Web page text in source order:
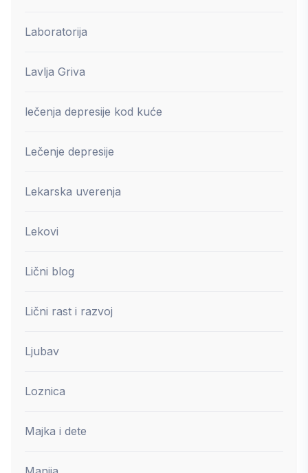
Laboratorija
Lavlja Griva
lečenja depresije kod kuće
Lečenje depresije
Lekarska uverenja
Lekovi
Lični blog
Lični rast i razvoj
Ljubav
Loznica
Majka i dete